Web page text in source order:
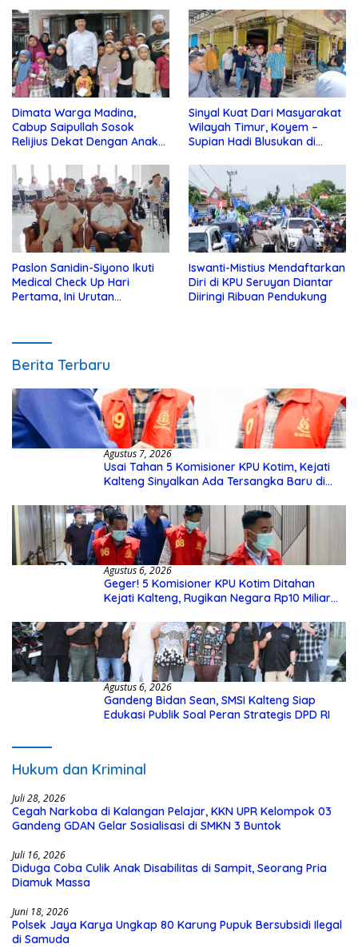
Dimata Warga Madina,
Cabup Saipullah Sosok
Relijius Dekat Dengan Anak
Sinyal Kuat Dari Masyarakat
Wilayah Timur, Koyem –
Supian Hadi Blusukan di
Paslon Sanidin-Siyono Ikuti
Medical Check Up Hari
Pertama, Ini Urutan
Iswanti-Mistius Mendaftarkan
Diri di KPU Seruyan Diantar
Diiringi Ribuan Pendukung
Berita Terbaru
Agustus 7, 2026
Usai Tahan 5 Komisioner KPU Kotim, Kejati
Kalteng Sinyalkan Ada Tersangka Baru di
Agustus 6, 2026
Geger! 5 Komisioner KPU Kotim Ditahan
Kejati Kalteng, Rugikan Negara Rp10 Miliar
Agustus 6, 2026
Gandeng Bidan Sean, SMSI Kalteng Siap
Edukasi Publik Soal Peran Strategis DPD RI
Hukum dan Kriminal
Juli 28, 2026
Cegah Narkoba di Kalangan Pelajar, KKN UPR Kelompok 03
Gandeng GDAN Gelar Sosialisasi di SMKN 3 Buntok
Juli 16, 2026
Diduga Coba Culik Anak Disabilitas di Sampit, Seorang Pria
Diamuk Massa
Juni 18, 2026
Polsek Jaya Karya Ungkap 80 Karung Pupuk Bersubsidi Ilegal
di Samuda